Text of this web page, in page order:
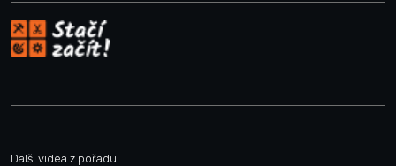
Další videa z pořadu